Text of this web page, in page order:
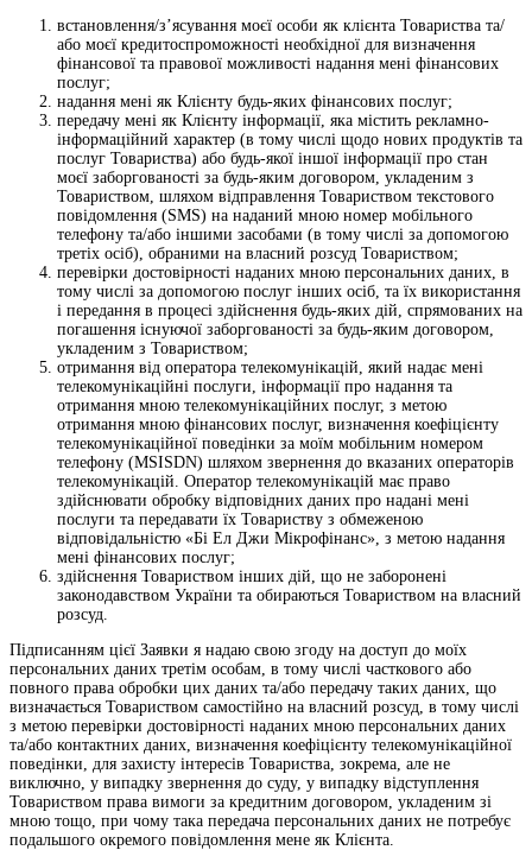
встановлення/з’ясування моєї особи як клієнта Товариства та/
або моєї кредитоспроможності необхідної для визначення
фінансової та правової можливості надання мені фінансових
послуг;
надання мені як Клієнту будь-яких фінансових послуг;
передачу мені як Клієнту інформації, яка містить рекламно-
інформаційний характер (в тому числі щодо нових продуктів та
послуг Товариства) або будь-якої іншої інформації про стан
моєї заборгованості за будь-яким договором, укладеним з
Товариством, шляхом відправлення Товариством текстового
повідомлення (SMS) на наданий мною номер мобільного
телефону та/або іншими засобами (в тому числі за допомогою
третіх осіб), обраними на власний розсуд Товариством;
перевірки достовірності наданих мною персональних даних, в
тому числі за допомогою послуг інших осіб, та їх використання
і передання в процесі здійснення будь-яких дій, спрямованих на
погашення існуючої заборгованості за будь-яким договором,
укладеним з Товариством;
отримання від оператора телекомунікацій, який надає мені
телекомунікаційні послуги, інформації про надання та
отримання мною телекомунікаційних послуг, з метою
отримання мною фінансових послуг, визначення коефіцієнту
телекомунікаційної поведінки за моїм мобільним номером
телефону (MSISDN) шляхом звернення до вказаних операторів
телекомунікацій. Оператор телекомунікацій має право
здійснювати обробку відповідних даних про надані мені
послуги та передавати їх Товариству з обмеженою
відповідальністю «Бі Ел Джи Мікрофінанс», з метою надання
мені фінансових послуг;
здійснення Товариством інших дій, що не заборонені
законодавством України та обираються Товариством на власний
розсуд.
Підписанням цієї Заявки я надаю свою згоду на доступ до моїх
персональних даних третім особам, в тому числі часткового або
повного права обробки цих даних та/або передачу таких даних, що
визначається Товариством самостійно на власний розсуд, в тому числі
з метою перевірки достовірності наданих мною персональних даних
та/або контактних даних, визначення коефіцієнту телекомунікаційної
поведінки, для захисту інтересів Товариства, зокрема, але не
виключно, у випадку звернення до суду, у випадку відступлення
Товариством права вимоги за кредитним договором, укладеним зі
мною тощо, при чому така передача персональних даних не потребує
подальшого окремого повідомлення мене як Клієнта.